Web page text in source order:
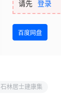
请先 登录
百度网盘
石林居士建康集